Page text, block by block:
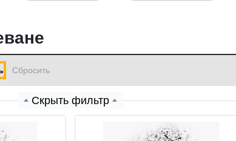
Cбросить
Скрыть фильтр